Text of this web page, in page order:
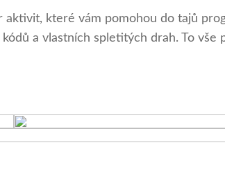
které vám pomohou do tajů
a vlastních spletitých drah. To vše